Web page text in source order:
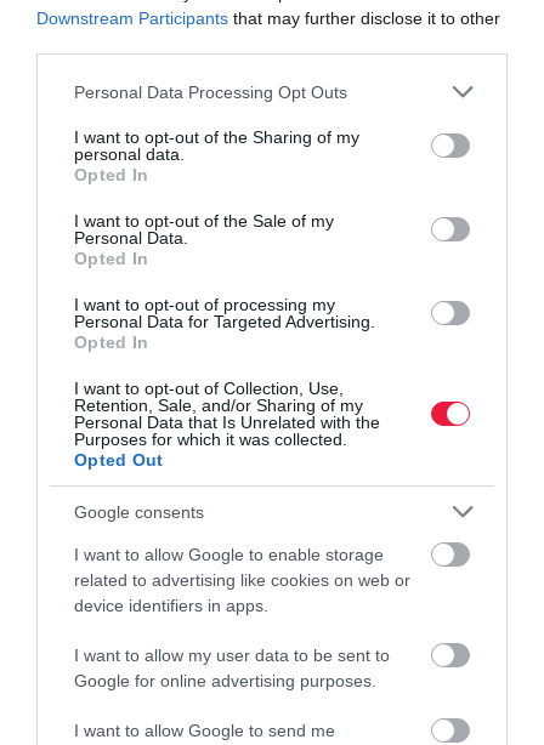
Downstream Participants that may further disclose it to other
Please note that this website/app uses one or more Google
not limited to your visit or usage behaviour. You may click to
grant or deny consent to Google and its third-party tags to
use your data for below specified purposes in below Google
consent section.
Personal Data Processing Opt Outs
I want to opt-out of the Sharing of my
personal data.
Opted In
I want to opt-out of the Sale of my
Personal Data.
Opted In
I want to opt-out of processing my
Personal Data for Targeted Advertising.
Opted In
I want to opt-out of Collection, Use,
Retention, Sale, and/or Sharing of my
Personal Data that Is Unrelated with the
Purposes for which it was collected.
Opted Out
Google consents
I want to allow Google to enable storage
related to advertising like cookies on web or
device identifiers in apps.
I want to allow my user data to be sent to
Google for online advertising purposes.
I want to allow Google to send me
vezet Európában
agglomeráció ingatlan lakás ház négyzetméter